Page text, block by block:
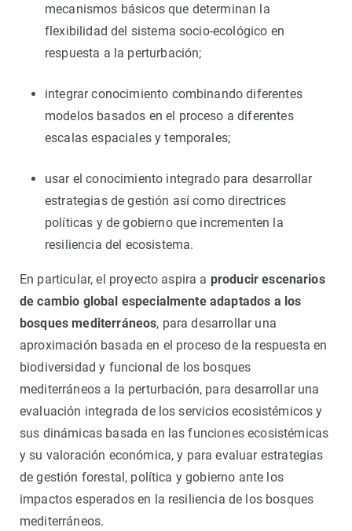
mecanismos básicos que determinan la
flexibilidad del sistema socio-ecológico en
respuesta a la perturbación;
integrar conocimiento combinando diferentes
modelos basados en el proceso a diferentes
escalas espaciales y temporales;
usar el conocimiento integrado para desarrollar
estrategias de gestión así como directrices
políticas y de gobierno que incrementen la
resiliencia del ecosistema.
En particular, el proyecto aspira a producir escenarios
de cambio global especialmente adaptados a los
bosques mediterráneos, para desarrollar una
aproximación basada en el proceso de la respuesta en
biodiversidad y funcional de los bosques
mediterráneos a la perturbación, para desarrollar una
evaluación integrada de los servicios ecosistémicos y
sus dinámicas basada en las funciones ecosistémicas
y su valoración económica, y para evaluar estrategias
de gestión forestal, política y gobierno ante los
impactos esperados en la resiliencia de los bosques
mediterráneos.